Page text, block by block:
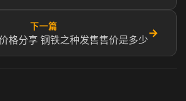
下一篇
格分享 钢铁之种发售售价是多少
→